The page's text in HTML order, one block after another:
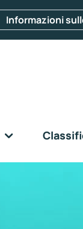
Informazioni